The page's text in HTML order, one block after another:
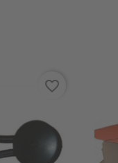
favorite_border